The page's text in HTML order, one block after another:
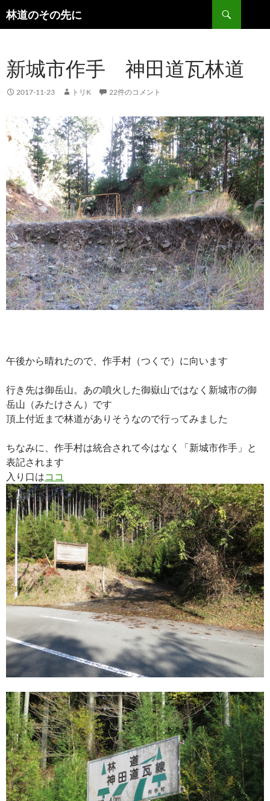
林道のその先に
検
索
ン
ツ
へ
ッ
プ
新城市作手 神田道瓦林道
2017-11-23 トリK 22件のコメント
午後から晴れたので、作手村（つくで）に向います
行き先は御岳山。あの噴火した御嶽山ではなく新城市の御
岳山（みたけさん）です
頂上付近まで林道がありそうなので行ってみました
ちなみに、作手村は統合されて今はなく「新城市作手」と
表記されます
入り口はココ